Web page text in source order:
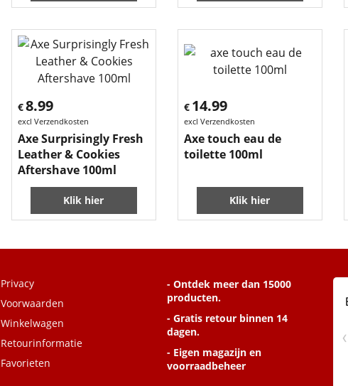
€8.99
excl Verzendkosten
Axe Surprisingly Fresh
Leather & Cookies
Aftershave 100ml
Klik hier
€ 14.99
excl Verzendkosten
Axe touch eau de
toilette 100ml
Klik hier
Privacy
Voorwaarden
Winkelwagen
Retourinformatie
Favorieten
- Ontdek meer dan 15000
producten.
- Gratis retour binnen 14
dagen.
- Eigen magazijn en
voorraadbeheer